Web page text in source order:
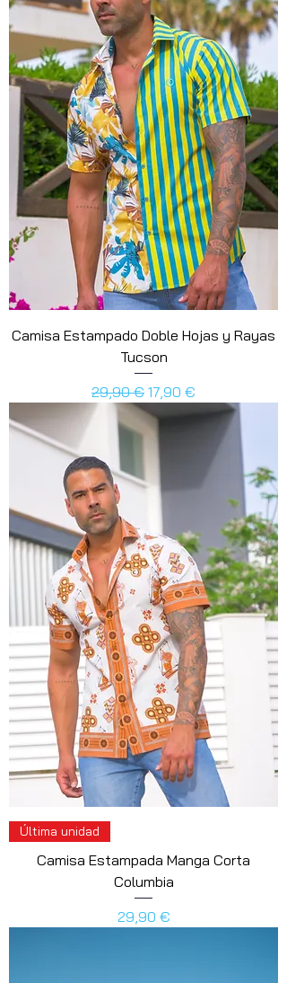
Camisa Estampado Doble Hojas y Rayas
Tucson
Precio
29,90 € Precio de oferta
17,90 €
Última unidad
Camisa Estampada Manga Corta
Columbia
Precio
29,90 €